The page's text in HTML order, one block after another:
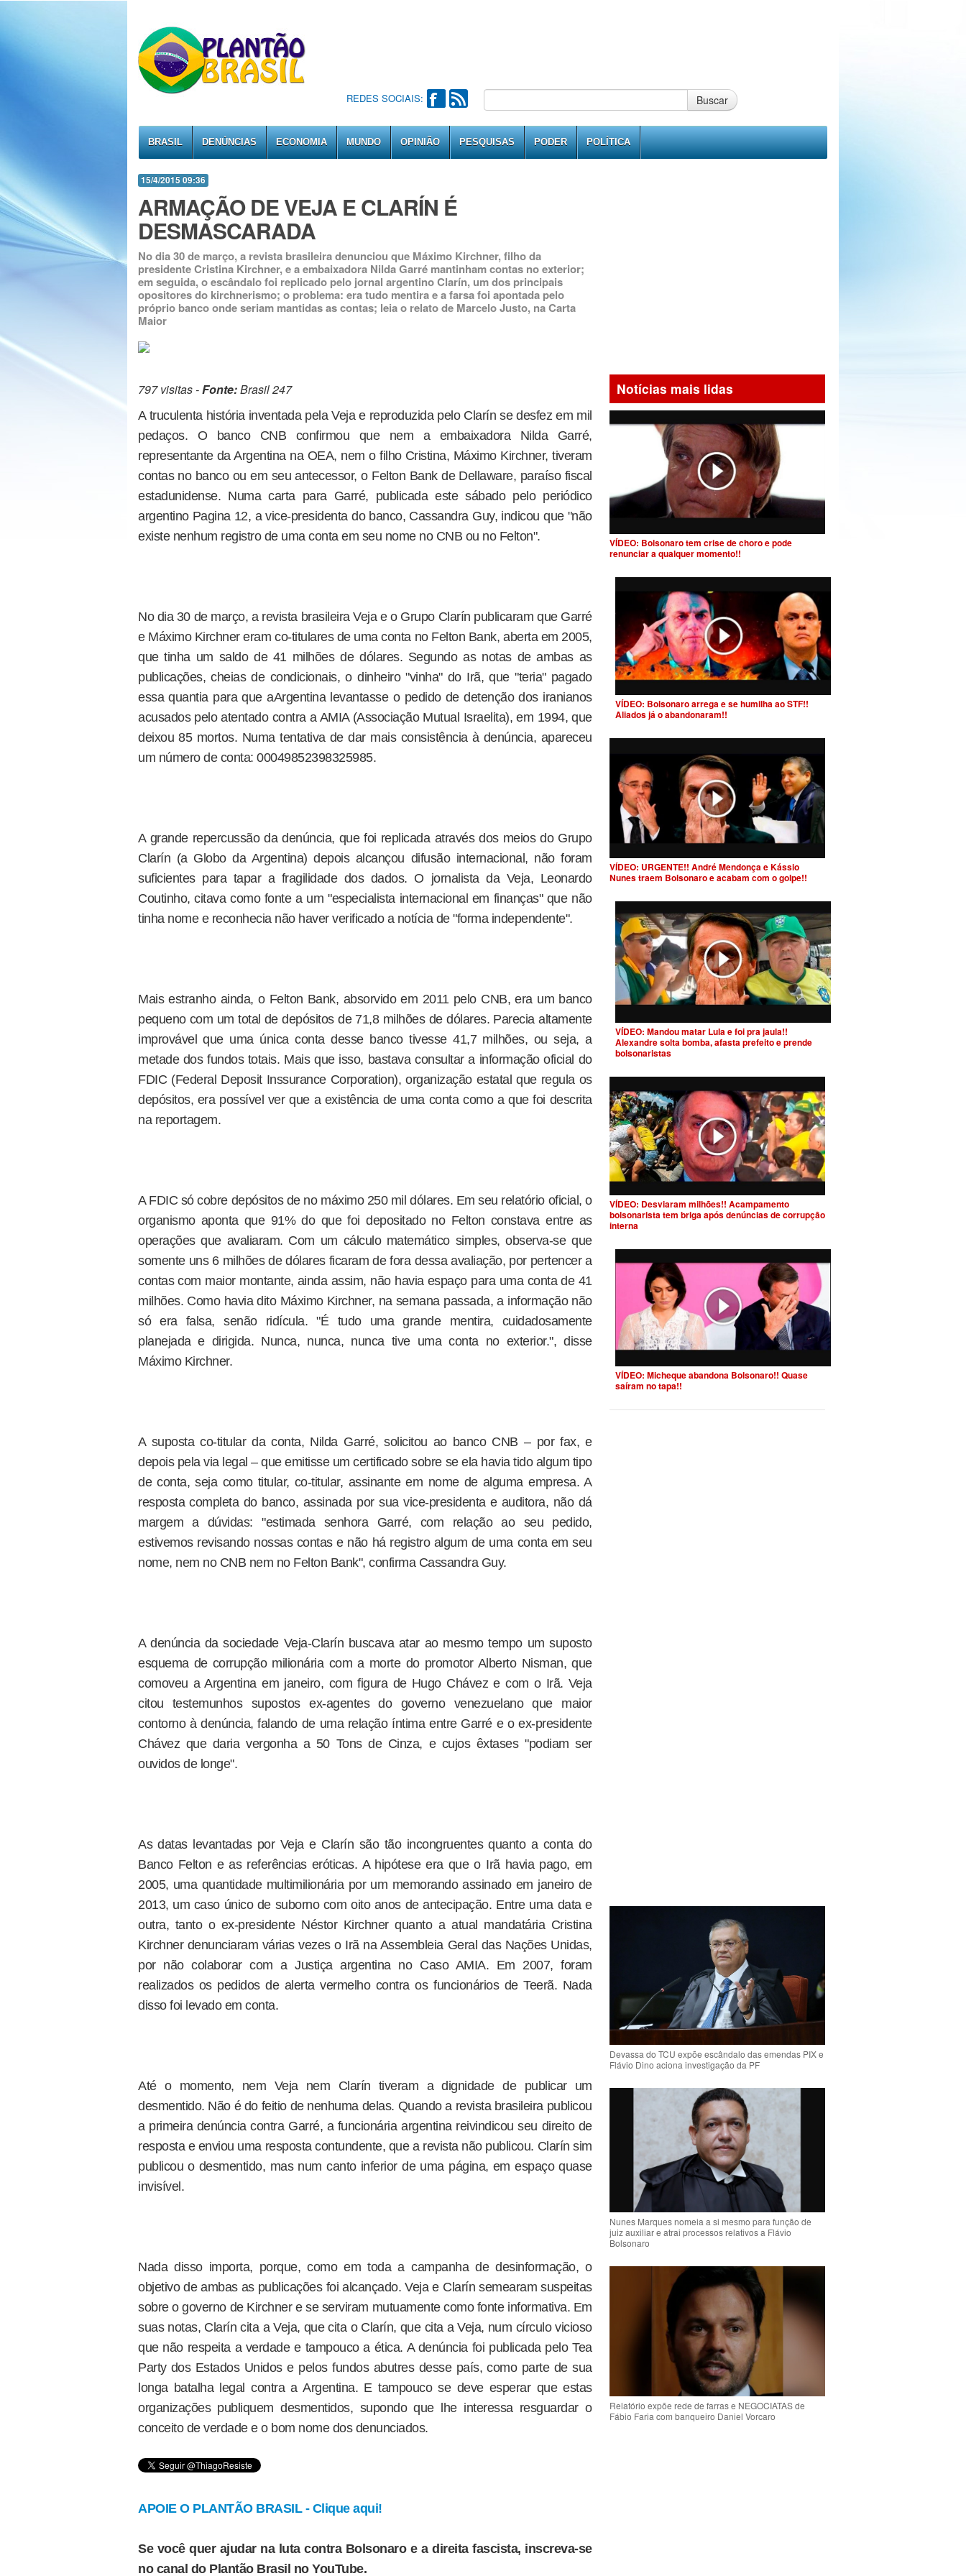
REDES SOCIAIS: Buscar
BRASIL DENÚNCIAS ECONOMIA MUNDO OPINIÃO PESQUISAS PODER POLÍTICA
15/4/2015 09:36
ARMAÇÃO DE VEJA E CLARÍN É
DESMASCARADA
No dia 30 de março, a revista brasileira denunciou que Máximo Kirchner, filho da
presidente Cristina Kirchner, e a embaixadora Nilda Garré mantinham contas no exterior;
em seguida, o escândalo foi replicado pelo jornal argentino Clarín, um dos principais
opositores do kirchnerismo; o problema: era tudo mentira e a farsa foi apontada pelo
próprio banco onde seriam mantidas as contas; leia o relato de Marcelo Justo, na Carta
Maior
797 visitas -Fonte:Brasil 247
A truculenta história inventada pela Veja e reproduzida pelo Clarín se desfez em mil
pedaços. O banco CNB confirmou que nem a embaixadora Nilda Garré,
representante da Argentina na OEA, nem o filho Cristina, Máximo Kirchner, tiveram
contas no banco ou em seu antecessor, o Felton Bank de Dellaware, paraíso fiscal
estadunidense. Numa carta para Garré, publicada este sábado pelo periódico
argentino Pagina 12, a vice-presidenta do banco, Cassandra Guy, indicou que "não
existe nenhum registro de uma conta em seu nome no CNB ou no Felton".
No dia 30 de março, a revista brasileira Veja e o Grupo Clarín publicaram que Garré
e Máximo Kirchner eram co-titulares de uma conta no Felton Bank, aberta em 2005,
que tinha um saldo de 41 milhões de dólares. Segundo as notas de ambas as
publicações, cheias de condicionais, o dinheiro "vinha" do Irã, que "teria" pagado
essa quantia para que aArgentina levantasse o pedido de detenção dos iranianos
acusados pelo atentado contra a AMIA (Associação Mutual Israelita), em 1994, que
deixou 85 mortos. Numa tentativa de dar mais consistência à denúncia, apareceu
um número de conta: 00049852398325985.
A grande repercussão da denúncia, que foi replicada através dos meios do Grupo
Clarín (a Globo da Argentina) depois alcançou difusão internacional, não foram
suficientes para tapar a fragilidade dos dados. O jornalista da Veja, Leonardo
Coutinho, citava como fonte a um "especialista internacional em finanças" que não
tinha nome e reconhecia não haver verificado a notícia de "forma independente".
Mais estranho ainda, o Felton Bank, absorvido em 2011 pelo CNB, era um banco
pequeno com um total de depósitos de 71,8 milhões de dólares. Parecia altamente
improvável que uma única conta desse banco tivesse 41,7 milhões, ou seja, a
metade dos fundos totais. Mais que isso, bastava consultar a informação oficial do
FDIC (Federal Deposit Inssurance Corporation), organização estatal que regula os
depósitos, era possível ver que a existência de uma conta como a que foi descrita
na reportagem.
A FDIC só cobre depósitos de no máximo 250 mil dólares. Em seu relatório oficial, o
organismo aponta que 91% do que foi depositado no Felton constava entre as
operações que avaliaram. Com um cálculo matemático simples, observa-se que
somente uns 6 milhões de dólares ficaram de fora dessa avaliação, por pertencer a
contas com maior montante, ainda assim, não havia espaço para uma conta de 41
milhões. Como havia dito Máximo Kirchner, na semana passada, a informação não
só era falsa, senão ridícula. "É tudo uma grande mentira, cuidadosamente
planejada e dirigida. Nunca, nunca, nunca tive uma conta no exterior.", disse
Máximo Kirchner.
A suposta co-titular da conta, Nilda Garré, solicitou ao banco CNB – por fax, e
depois pela via legal – que emitisse um certificado sobre se ela havia tido algum tipo
de conta, seja como titular, co-titular, assinante em nome de alguma empresa. A
resposta completa do banco, assinada por sua vice-presidenta e auditora, não dá
margem a dúvidas: "estimada senhora Garré, com relação ao seu pedido,
estivemos revisando nossas contas e não há registro algum de uma conta em seu
nome, nem no CNB nem no Felton Bank", confirma Cassandra Guy.
A denúncia da sociedade Veja-Clarín buscava atar ao mesmo tempo um suposto
esquema de corrupção milionária com a morte do promotor Alberto Nisman, que
comoveu a Argentina em janeiro, com figura de Hugo Chávez e com o Irã. Veja
citou testemunhos supostos ex-agentes do governo venezuelano que maior
contorno à denúncia, falando de uma relação íntima entre Garré e o ex-presidente
Chávez que daria vergonha a 50 Tons de Cinza, e cujos êxtases "podiam ser
ouvidos de longe".
As datas levantadas por Veja e Clarín são tão incongruentes quanto a conta do
Banco Felton e as referências eróticas. A hipótese era que o Irã havia pago, em
2005, uma quantidade multimilionária por um memorando assinado em janeiro de
2013, um caso único de suborno com oito anos de antecipação. Entre uma data e
outra, tanto o ex-presidente Néstor Kirchner quanto a atual mandatária Cristina
Kirchner denunciaram várias vezes o Irã na Assembleia Geral das Nações Unidas,
por não colaborar com a Justiça argentina no Caso AMIA. Em 2007, foram
realizados os pedidos de alerta vermelho contra os funcionários de Teerã. Nada
disso foi levado em conta.
Até o momento, nem Veja nem Clarín tiveram a dignidade de publicar um
desmentido. Não é do feitio de nenhuma delas. Quando a revista brasileira publicou
a primeira denúncia contra Garré, a funcionária argentina reivindicou seu direito de
resposta e enviou uma resposta contundente, que a revista não publicou. Clarín sim
publicou o desmentido, mas num canto inferior de uma página, em espaço quase
invisível.
Nada disso importa, porque, como em toda a campanha de desinformação, o
objetivo de ambas as publicações foi alcançado. Veja e Clarín semearam suspeitas
sobre o governo de Kirchner e se serviram mutuamente como fonte informativa. Em
suas notas, Clarín cita a Veja, que cita o Clarín, que cita a Veja, num círculo vicioso
que não respeita a verdade e tampouco a ética. A denúncia foi publicada pelo Tea
Party dos Estados Unidos e pelos fundos abutres desse país, como parte de sua
longa batalha legal contra a Argentina. E tampouco se deve esperar que estas
organizações publiquem desmentidos, supondo que lhe interessa resguardar o
conceito de verdade e o bom nome dos denunciados.
APOIE O PLANTÃO BRASIL - Clique aqui!
Se você quer ajudar na luta contra Bolsonaro e a direita fascista, inscreva-se
no canal do Plantão Brasil no YouTube.
Notícias mais lidas
VÍDEO: Bolsonaro tem crise de choro e pode
renunciar a qualquer momento!!
VÍDEO: Bolsonaro arrega e se humilha ao STF!!
Aliados já o abandonaram!!
VÍDEO: URGENTE!! André Mendonça e Kássio
Nunes traem Bolsonaro e acabam com o golpe!!
VÍDEO: Mandou matar Lula e foi pra jaula!!
Alexandre solta bomba, afasta prefeito e prende
bolsonaristas
VÍDEO: Desviaram milhões!! Acampamento
bolsonarista tem briga após denúncias de corrupção
interna
VÍDEO: Micheque abandona Bolsonaro!! Quase
saíram no tapa!!
Devassa do TCU expõe escândalo das emendas PIX e
Flávio Dino aciona investigação da PF
Nunes Marques nomeia a si mesmo para função de
juiz auxiliar e atrai processos relativos a Flávio
Bolsonaro
Relatório expõe rede de farras e NEGOCIATAS de
Fábio Faria com banqueiro Daniel Vorcaro